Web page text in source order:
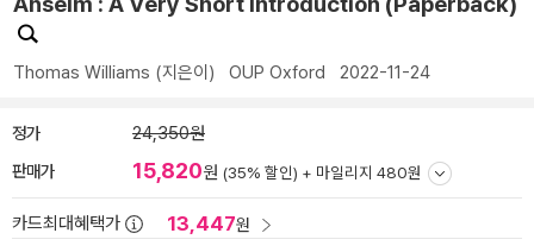
Thomas Williams (지은이) OUP Oxford 2022-11-24
정가 24,350원
판매가 15,820원 (35% 할인) + 마일리지 480원
카드최대혜택가 13,447원